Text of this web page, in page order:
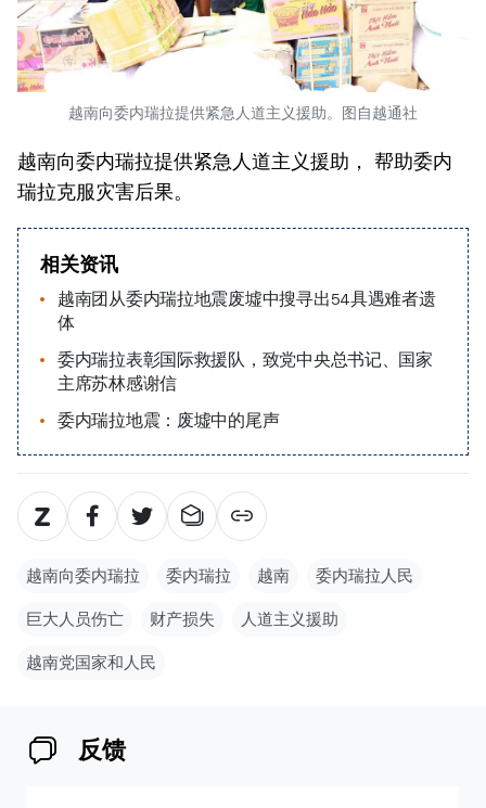
越南向委内瑞拉提供紧急人道主义援助。图自越通社
越南向委内瑞拉提供紧急人道主义援助， 帮助委内
瑞拉克服灾害后果。
相关资讯
越南团从委内瑞拉地震废墟中搜寻出54具遇难者遗
体
委内瑞拉表彰国际救援队，致党中央总书记、国家
主席苏林感谢信
委内瑞拉地震：废墟中的尾声
越南向委内瑞拉 委内瑞拉 越南 委内瑞拉人民
巨大人员伤亡 财产损失 人道主义援助
越南党国家和人民
反馈